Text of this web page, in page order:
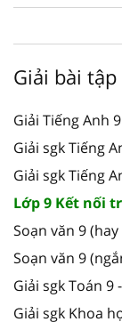
Giải bài
Giải Tiếng Anh
Giải sgk Tiếng
Giải sgk Tiếng
Lớp 9 Kết nối
Soạn văn 9
Soạn văn 9
Giải sgk Toán 9
Giải sgk Khoa